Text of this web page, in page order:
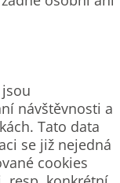
návštěvnosti a
Tato data
se již nejedná
cookies